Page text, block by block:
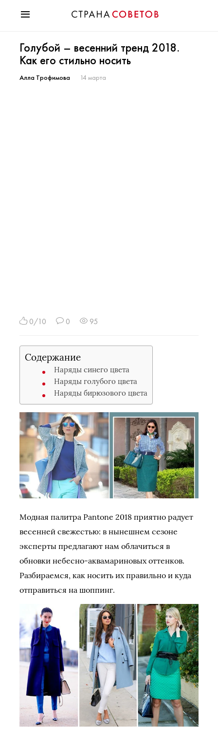
Мода
Звезды
Гороскопы
Голубой – весенний тренд 2018.
Как его стильно носить
Алла Трофимова 14 марта
0/10 0 95
Содержание
Наряды синего цвета
Наряды голубого цвета
Наряды бирюзового цвета
Модная палитра Pantone 2018 приятно радует
весенней свежестью: в нынешнем сезоне
эксперты предлагают нам облачиться в
обновки небесно-аквамариновых оттенков.
Разбираемся, как носить их правильно и куда
отправиться на шоппинг.